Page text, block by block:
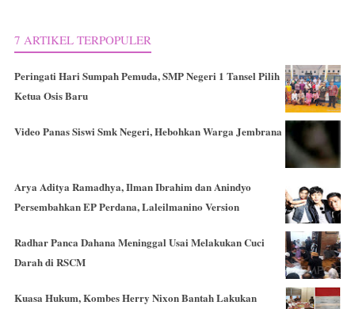
7 ARTIKEL TERPOPULER
Peringati Hari Sumpah Pemuda, SMP Negeri 1 Tansel Pilih
Ketua Osis Baru
Video Panas Siswi Smk Negeri, Hebohkan Warga Jembrana
Arya Aditya Ramadhya, Ilman Ibrahim dan Anindyo
Persembahkan EP Perdana, Laleilmanino Version
Radhar Panca Dahana Meninggal Usai Melakukan Cuci
Darah di RSCM
Kuasa Hukum, Kombes Herry Nixon Bantah Lakukan